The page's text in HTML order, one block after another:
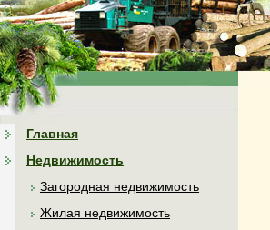
Главная
Недвижимость
Загородная недвижимость
Жилая недвижимость